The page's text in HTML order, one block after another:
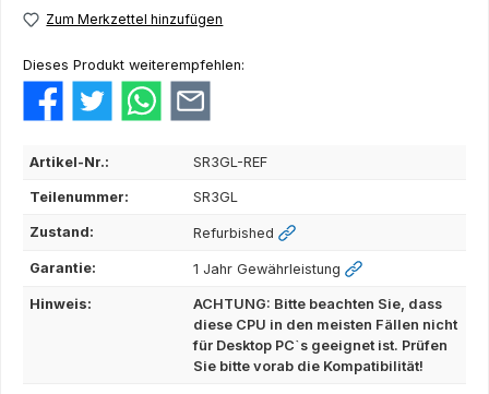
Zum Merkzettel hinzufügen
Dieses Produkt weiterempfehlen:
Artikel-Nr.: SR3GL-REF
Teilenummer: SR3GL
Zustand: Refurbished
Garantie: 1 Jahr Gewährleistung
Hinweis:
ACHTUNG: Bitte beachten Sie, dass
diese CPU in den meisten Fällen nicht
für Desktop PC`s geeignet ist. Prüfen
Sie bitte vorab die Kompatibilität!